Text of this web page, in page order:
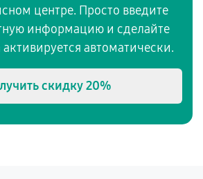
центре. Просто введите
информацию и сделайте
автоматически.
скидку20%